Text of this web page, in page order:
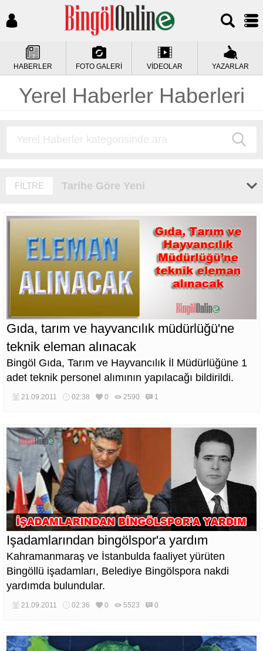
HABERLER FOTO GALERİ VİDEOLAR YAZARLAR
Yerel Haberler Haberleri
FİLTRE Tarihe Göre Yeni
Gıda, tarım ve hayvancılık müdürlüğü'ne
teknik eleman alınacak
Bingöl Gıda, Tarım ve Hayvancılık İl Müdürlüğüne 1
adet teknik personel alımının yapılacağı bildirildi.
21.09.2011 02:38 0 2590 1
Işadamlarından bingölspor'a yardım
Kahramanmaraş ve İstanbulda faaliyet yürüten
Bingöllü işadamları, Belediye Bingölspora nakdi
yardımda bulundular.
21.09.2011 02:36 0 5523 0